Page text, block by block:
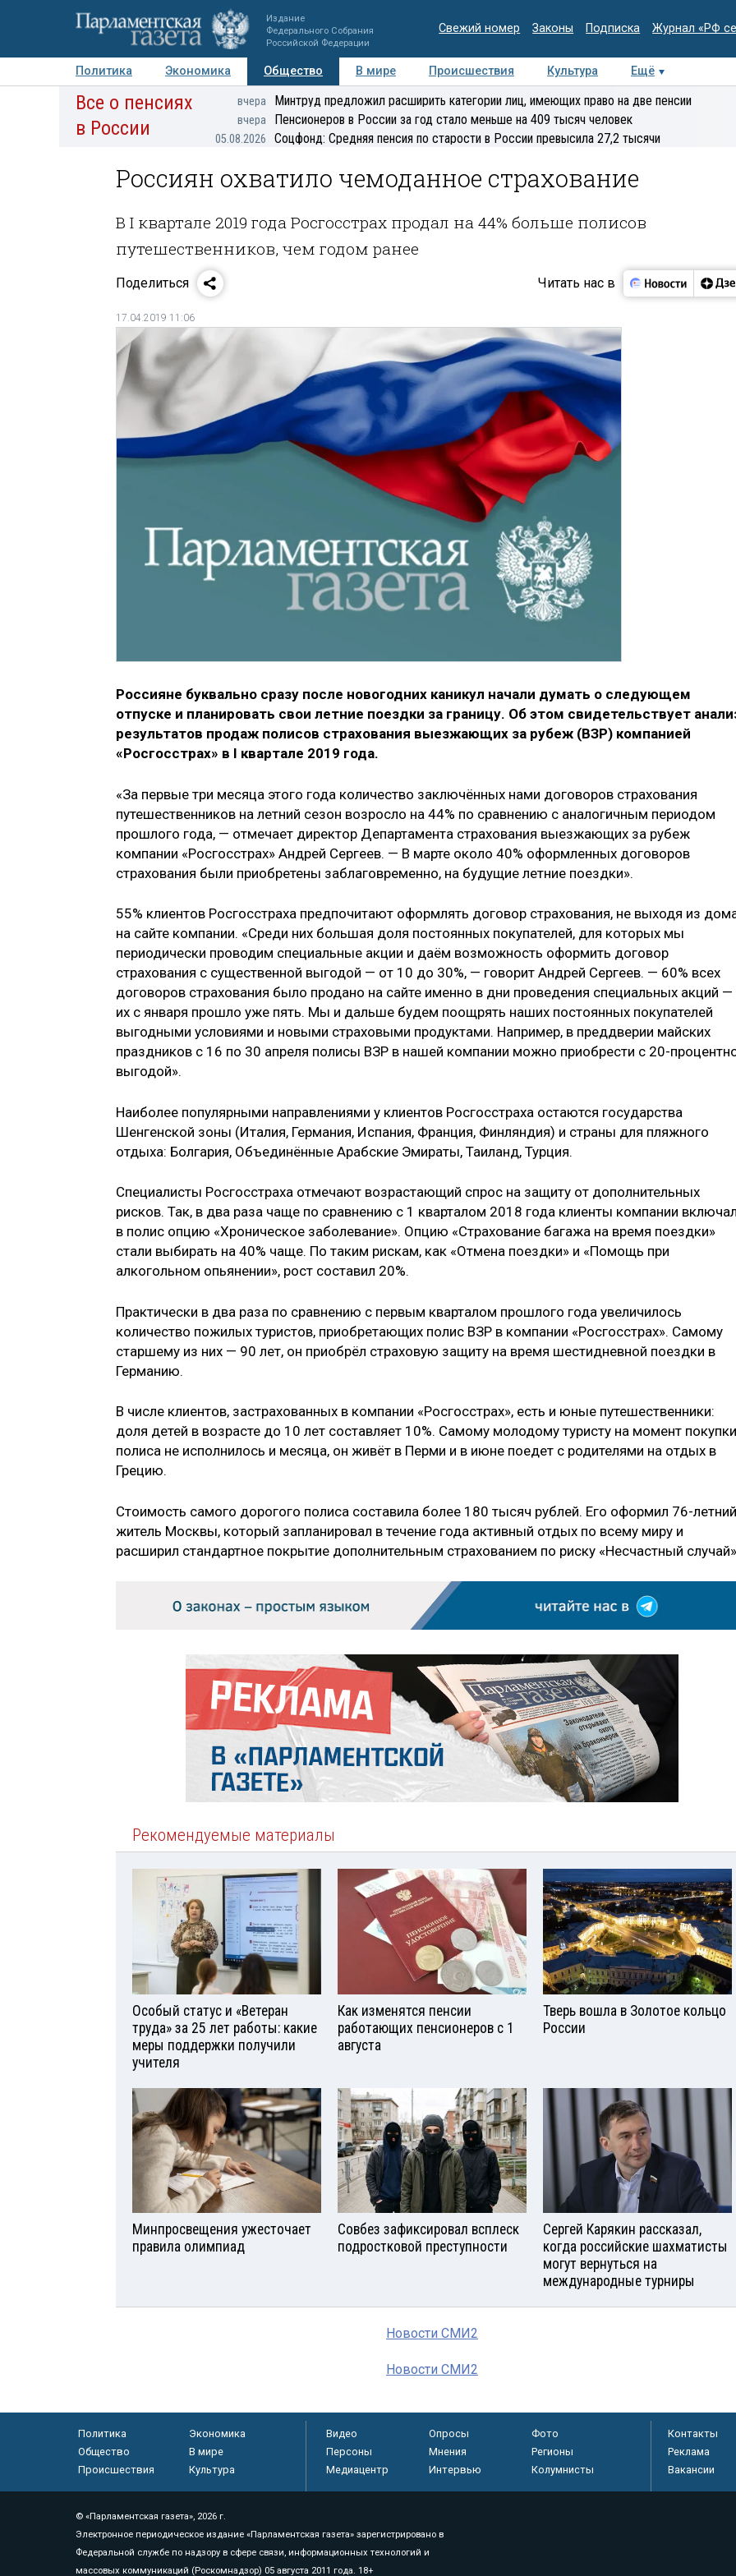
Издание
Федерального Собрания
Российской Федерации
Свежий номер Законы Подписка Журнал «РФ
Политика Экономика Общество В мире Происшествия Культура
Ещё
Авторы Персоны Мнения Регионы Медиацентр Интервью Колумнисты
Все о пенсиях
в России
вчера Минтруд предложил расширить категории лиц, имеющих право на две пенсии
вчера Пенсионеров в России за год стало меньше на 409 тысяч человек
05.08.2026 Соцфонд: Средняя пенсия по старости в России превысила 27,2 тысячи
Россиян охватило чемоданное страхование
В I квартале 2019 года Росгосстрах продал на 44% больше полисов
путешественников, чем годом ранее
Поделиться Читать нас в
17.04.2019 11:06
Россияне буквально сразу после новогодних каникул начали думать о следующем
отпуске и планировать свои летние поездки за границу. Об этом свидетельствует
результатов продаж полисов страхования выезжающих за рубеж (ВЗР) компанией
«Росгосстрах» в I квартале 2019 года.
«За первые три месяца этого года количество заключённых нами договоров страхования
путешественников на летний сезон возросло на 44% по сравнению с аналогичным периодом
прошлого года, — отмечает директор Департамента страхования выезжающих за рубеж
компании «Росгосстрах» Андрей Сергеев. — В марте около 40% оформленных договоров
страхования были приобретены заблаговременно, на будущие летние поездки».
55% клиентов Росгосстраха предпочитают оформлять договор страхования, не выходя из
на сайте компании. «Среди них большая доля постоянных покупателей, для которых мы
периодически проводим специальные акции и даём возможность оформить договор
страхования с существенной выгодой — от 10 до 30%, — говорит Андрей Сергеев. — 60% всех
договоров страхования было продано на сайте именно в дни проведения специальных акций —
их с января прошло уже пять. Мы и дальше будем поощрять наших постоянных покупателей
выгодными условиями и новыми страховыми продуктами. Например, в преддверии майских
праздников с 16 по 30 апреля полисы ВЗР в нашей компании можно приобрести с 20-
выгодой».
Наиболее популярными направлениями у клиентов Росгосстраха остаются государства
Шенгенской зоны (Италия, Германия, Испания, Франция, Финляндия) и страны для пляжного
отдыха: Болгария, Объединённые Арабские Эмираты, Таиланд, Турция.
Специалисты Росгосстраха отмечают возрастающий спрос на защиту от дополнительных
рисков. Так, в два раза чаще по сравнению с 1 кварталом 2018 года клиенты компании
в полис опцию «Хроническое заболевание». Опцию «Страхование багажа на время поездки»
стали выбирать на 40% чаще. По таким рискам, как «Отмена поездки» и «Помощь при
алкогольном опьянении», рост составил 20%.
Практически в два раза по сравнению с первым кварталом прошлого года увеличилось
количество пожилых туристов, приобретающих полис ВЗР в компании «Росгосстрах». Самому
старшему из них — 90 лет, он приобрёл страховую защиту на время шестидневной поездки в
Германию.
В числе клиентов, застрахованных в компании «Росгосстрах», есть и юные путешественники:
доля детей в возрасте до 10 лет составляет 10%. Самому молодому туристу на момент покупки
полиса не исполнилось и месяца, он живёт в Перми и в июне поедет с родителями на отдых в
Грецию.
Стоимость самого дорогого полиса составила более 180 тысяч рублей. Его оформил 76-летний
житель Москвы, который запланировал в течение года активный отдых по всему миру и
расширил стандартное покрытие дополнительным страхованием по риску «Несчастный
Рекомендуемые материалы
Особый статус и «Ветеран
труда» за 25 лет работы: какие
меры поддержки получили
учителя
Как изменятся пенсии
работающих пенсионеров с 1
августа
Тверь вошла в Золотое кольцо
России
Минпросвещения ужесточает
правила олимпиад
Совбез зафиксировал всплеск
подростковой преступности
Сергей Карякин рассказал,
когда российские шахматисты
могут вернуться на
международные турниры
Новости СМИ2
Новости СМИ2
Политика
Экономика
Общество
В мире
Происшествия
Культура
Видео Опросы
Фото
Персоны
Мнения
Регионы
Медиацентр
Интервью Колумнисты
Контакты
Реклама
Вакансии
© «Парламентская газета», 2026 г.
Электронное периодическое издание «Парламентская газета» зарегистрировано в
Федеральной службе по надзору в сфере связи, информационных технологий и
массовых коммуникаций (Роскомнадзор) 05 августа 2011 года. 18+